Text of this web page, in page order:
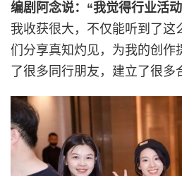
编剧阿念说：“我觉得行业活动
我收获很大，不仅能听到了这
们分享真知灼见，为我的创作
了很多同行朋友，建立了很多